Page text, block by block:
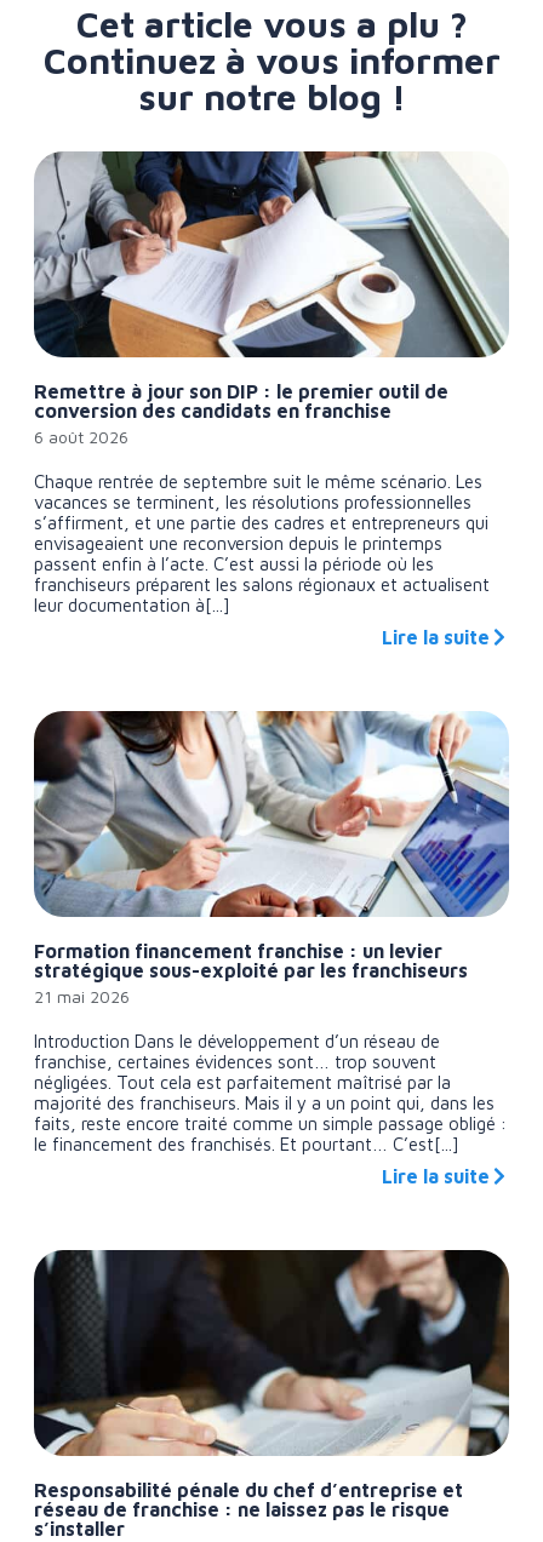
Cet article vous a plu ?
Continuez à vous informer
sur notre blog !
Remettre à jour son DIP : le premier outil de
conversion des candidats en franchise
6 août 2026
Chaque rentrée de septembre suit le même scénario. Les
vacances se terminent, les résolutions professionnelles
s’affirment, et une partie des cadres et entrepreneurs qui
envisageaient une reconversion depuis le printemps
passent enfin à l’acte. C’est aussi la période où les
franchiseurs préparent les salons régionaux et actualisent
leur documentation à[...]
Lire la suite
Formation financement franchise : un levier
stratégique sous-exploité par les franchiseurs
21 mai 2026
Introduction Dans le développement d’un réseau de
franchise, certaines évidences sont… trop souvent
négligées. Tout cela est parfaitement maîtrisé par la
majorité des franchiseurs. Mais il y a un point qui, dans les
faits, reste encore traité comme un simple passage obligé :
le financement des franchisés. Et pourtant… C’est[...]
Lire la suite
Responsabilité pénale du chef d’entreprise et
réseau de franchise : ne laissez pas le risque
s’installer